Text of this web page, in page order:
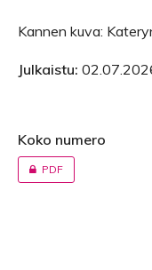
Kannen kuva:
Julkaistu:
Koko numero
PDF